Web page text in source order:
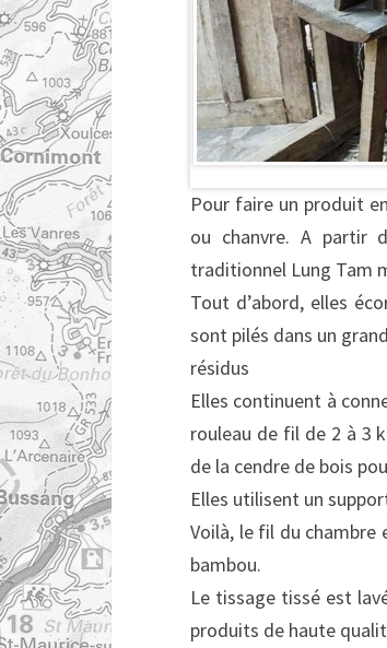
Pour faire un produit
ou chanvre. A partir
traditionnel Lung Tam
Tout d’abord, elles
sont pilés dans un
résidus
Elles continuent à
rouleau de fil de 2 à 3
de la cendre de bois
Elles utilisent un
Voilà, le fil du chambre
bambou.
Le tissage tissé est
produits de haute